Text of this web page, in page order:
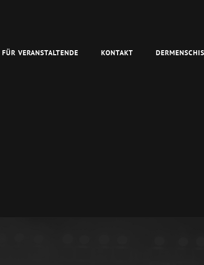
FÜR VERANSTALTENDE KONTAKT